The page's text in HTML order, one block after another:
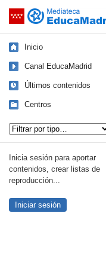
Saltar navegación
Inicio
Canal EducaMadrid
Últimos contenidos
Centros
Inicia sesión para aportar
contenidos, crear listas de
reproducción...
Iniciar sesión